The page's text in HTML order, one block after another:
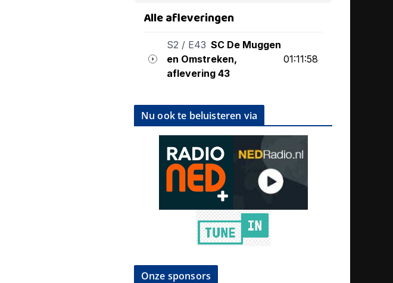
Nu ook te beluisteren via
Onze sponsors